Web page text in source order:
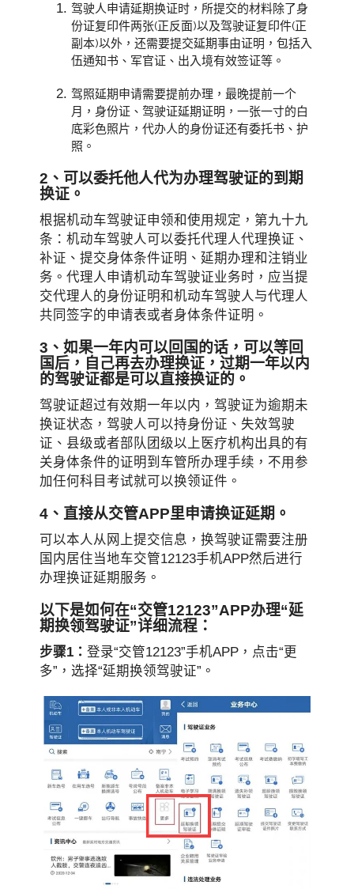
驾驶人申请延期换证时，所提交的材料除了身
份证复印件两张(正反面)以及驾驶证复印件(正
副本)以外，还需要提交延期事由证明，包括入
伍通知书、军官证、出入境有效签证等。
驾照延期申请需要提前办理，最晚提前一个
月，身份证、驾驶证延期证明，一张一寸的白
底彩色照片，代办人的身份证还有委托书、护
照。
2、可以委托他人代为办理驾驶证的到期
换证。
根据机动车驾驶证申领和使用规定，第九十九
条：机动车驾驶人可以委托代理人代理换证、
补证、提交身体条件证明、延期办理和注销业
务。代理人申请机动车驾驶证业务时，应当提
交代理人的身份证明和机动车驾驶人与代理人
共同签字的申请表或者身体条件证明。
3、如果一年内可以回国的话，可以等回
国后，自己再去办理换证，过期一年以内
的驾驶证都是可以直接换证的。
驾驶证超过有效期一年以内，驾驶证为逾期未
换证状态，驾驶人可以持身份证、失效驾驶
证、县级或者部队团级以上医疗机构出具的有
关身体条件的证明到车管所办理手续，不用参
加任何科目考试就可以换领证件。
4、直接从交管APP里申请换证延期。
可以本人从网上提交信息，换驾驶证需要注册
国内居住当地车交管12123手机APP然后进行
办理换证延期服务。
以下是如何在“交管12123”APP办理“延
期换领驾驶证”详细流程：
步骤1：登录“交管12123”手机APP，点击“更
多”，选择“延期换领驾驶证”。